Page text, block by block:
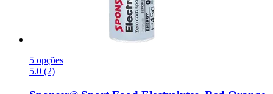
5 opções
5.0 (2)